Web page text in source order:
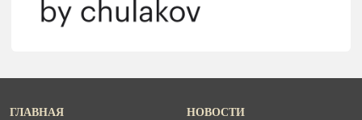
ГЛАВНАЯ
НОВОСТИ